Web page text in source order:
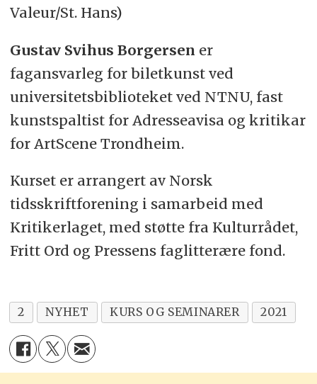
Valeur/St. Hans)
Gustav Svihus Borgersen er
fagansvarleg for biletkunst ved
universitetsbiblioteket ved NTNU, fast
kunstspaltist for Adresseavisa og kritikar
for ArtScene Trondheim.
Kurset er arrangert av Norsk
tidsskriftforening i samarbeid med
Kritikerlaget, med støtte fra Kulturrådet,
Fritt Ord og Pressens faglitterære fond.
2 NYHET KURS OG SEMINARER 2021